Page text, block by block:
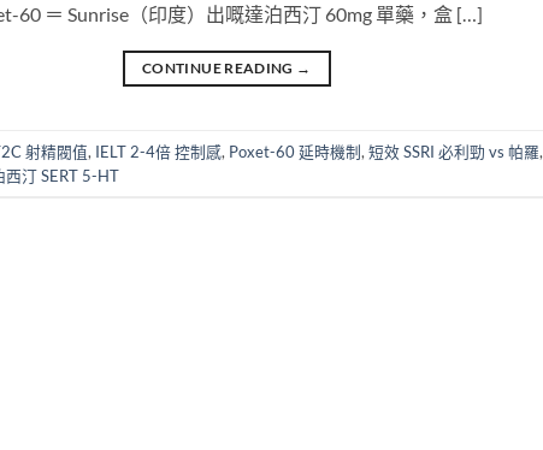
60​ ＝ Sunrise（印度）出嘅達泊西汀 60mg 單藥，盒 […]
CONTINUE READING →
射精閥值, IELT 2-4倍 控制感, Poxet-60 延時機制, 短效 SSRI 必利勁 vs 帕羅,
西汀 SERT 5-HT